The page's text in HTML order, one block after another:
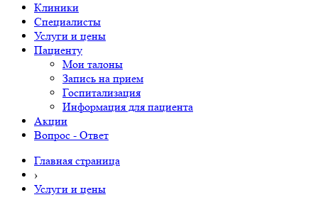
Клиники
Специалисты
Услуги и цены
Пациенту
Мои талоны
Запись на прием
Госпитализация
Информация для пациента
Акции
Вопрос - Ответ
Главная страница
›
Услуги и цены